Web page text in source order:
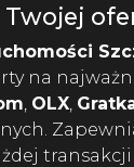
na
OLX
transakcji